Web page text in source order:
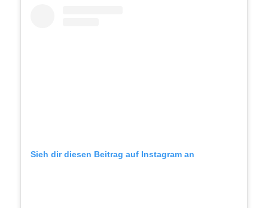
Sieh dir diesen Beitrag auf Instagram an